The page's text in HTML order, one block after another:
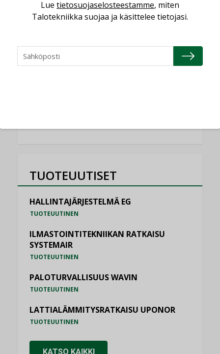
Refair
NIMITYKSET
TUOTEUUTISET
HALLINTAJÄRJESTELMÄ EG
TUOTEUUTINEN
ILMASTOINTITEKNIIKAN RATKAISU
SYSTEMAIR
TUOTEUUTINEN
PALOTURVALLISUUS WAVIN
TUOTEUUTINEN
LATTIALÄMMITYSRATKAISU UPONOR
TUOTEUUTINEN
KATSO KAIKKI
Lue tietosuojaselosteestamme, miten
Talotekniikka suojaa ja käsittelee tietojasi.